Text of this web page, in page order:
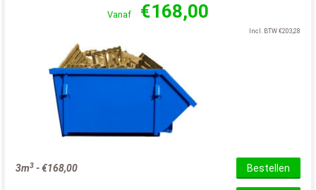
Vanaf €168,00
Incl. BTW €203,28
3m3 -€168,00 Bestellen